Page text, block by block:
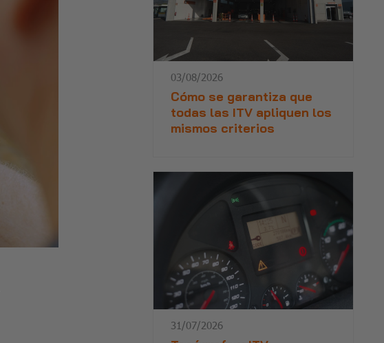
03/08/2026
Cómo se garantiza que
todas las ITV apliquen los
mismos criterios
31/07/2026